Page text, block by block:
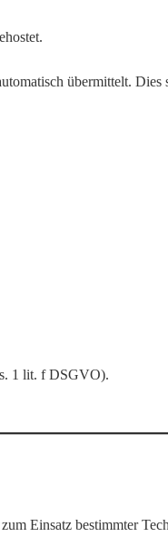
übermittelt. Dies
1 lit. f DSGVO).
Einsatz bestimmter